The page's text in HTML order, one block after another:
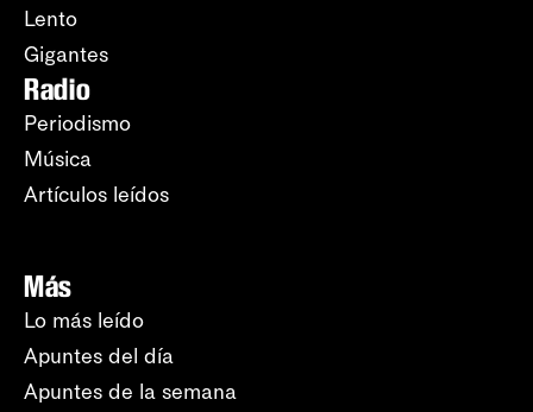
Lento
Gigantes
Radio
Periodismo
Música
Artículos leídos
Más
Lo más leído
Apuntes del día
Apuntes de la semana